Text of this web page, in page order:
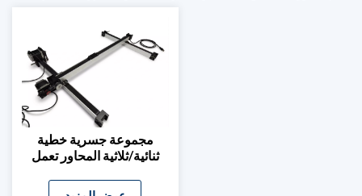
مجموعة جسرية خطية
ثنائية/ثلاثية المحاور تعمل
بنفسك، للنقش بالليزر وآلات